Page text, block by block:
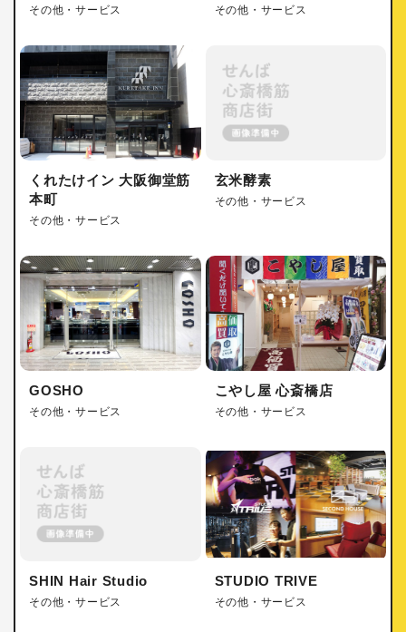
その他・サービス その他・サービス
くれたけイン 大阪御堂筋
本町
その他・サービス
玄米酵素
その他・サービス
GOSHO
その他・サービス
こやし屋 心斎橋店
その他・サービス
SHIN Hair Studio
その他・サービス
STUDIO TRIVE
その他・サービス